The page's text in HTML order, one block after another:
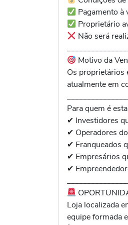
Pagamento à
Proprietário
Não será
Motivo da
Os proprietários
atualmente em
Para quem é
✔ Investidores
✔ Operadores
✔ Franqueados
✔ Empresários
✔
Loja localizada
equipe formada